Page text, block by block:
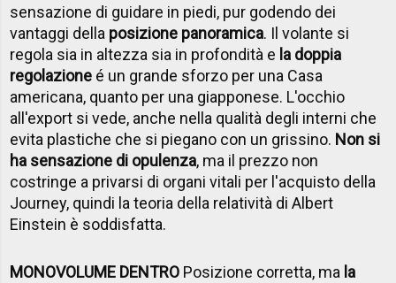
sensazione di guidare in piedi, pur godendo dei
vantaggi della posizione panoramica. Il volante si
regola sia in altezza sia in profondità e la doppia
regolazione é un grande sforzo per una Casa
americana, quanto per una giapponese. L'occhio
all'export si vede, anche nella qualità degli interni che
evita plastiche che si piegano con un grissino. Non si
ha sensazione di opulenza, ma il prezzo non
costringe a privarsi di organi vitali per l'acquisto della
Journey, quindi la teoria della relatività di Albert
Einstein è soddisfatta.
MONOVOLUME DENTRO Posizione corretta, ma la